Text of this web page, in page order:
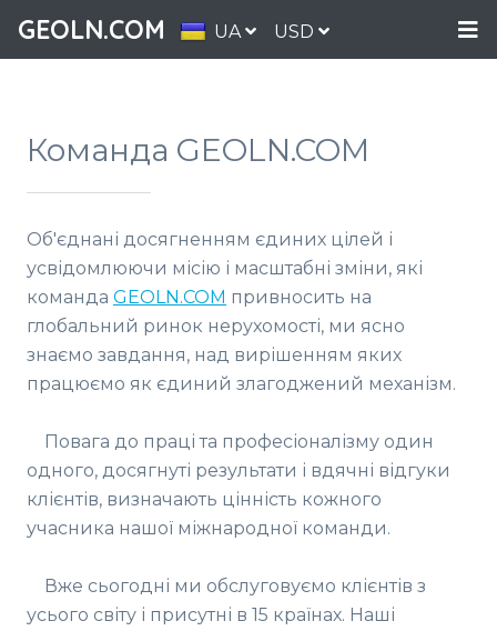
GEOLN.COM UA USD
Команда GEOLN.COM
Об'єднані досягненням єдиних цілей і
усвідомлюючи місію і масштабні зміни, які
команда GEOLN.COM привносить на
глобальний ринок нерухомості, ми ясно
знаємо завдання, над вирішенням яких
працюємо як єдиний злагоджений механізм.
Повага до праці та професіоналізму один
одного, досягнуті результати і вдячні відгуки
клієнтів, визначають цінність кожного
учасника нашої міжнародної команди.
Вже сьогодні ми обслуговуємо клієнтів з
усього світу і присутні в 15 країнах. Наші